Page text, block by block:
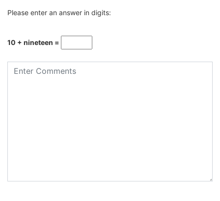
Please enter an answer in digits:
10 + nineteen =